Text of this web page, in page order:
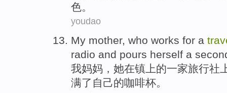
色。
youdao
My mother, who works for a
radio and pours herself a
我妈妈 ， 她在镇上的一家旅行社
满了自己的咖啡杯。